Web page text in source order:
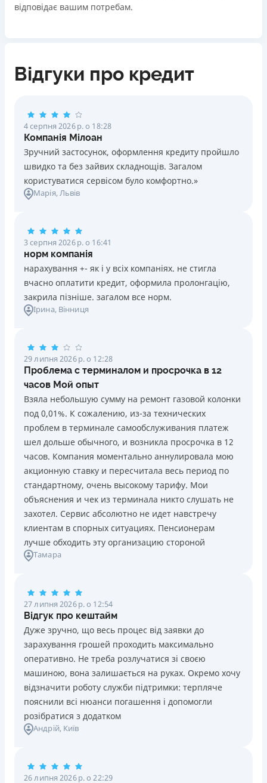
відповідає вашим потребам.
Відгуки про кредит
4 серпня 2026 р. о 18:28
Компанія Мілоан
Зручний застосунок, оформлення кредиту пройшло
швидко та без зайвих складнощів. Загалом
користуватися сервісом було комфортно.»
Марія, Львів
3 серпня 2026 р. о 16:41
норм компанія
нарахування +- як і у всіх компаніях. не стигла
вчасно оплатити кредит, оформила пролонгацію,
закрила пізніше. загалом все норм.
Ірина, Вінниця
29 липня 2026 р. о 12:28
Проблема с терминалом и просрочка в 12
часов Мой опыт
Взяла небольшую сумму на ремонт газовой колонки
под 0,01%. К сожалению, из-за технических
проблем в терминале самообслуживания платеж
шел дольше обычного, и возникла просрочка в 12
часов. Компания моментально аннулировала мою
акционную ставку и пересчитала весь период по
стандартному, очень высокому тарифу. Мои
объяснения и чек из терминала никто слушать не
захотел. Сервис абсолютно не идет навстречу
клиентам в спорных ситуациях. Пенсионерам
лучше обходить эту организацию стороной
Тамара
27 липня 2026 р. о 12:54
Відгук про кештайм
Дуже зручно, що весь процес від заявки до
зарахування грошей проходить максимально
оперативно. Не треба розлучатися зі своєю
машиною, вона залишається на руках. Окремо хочу
відзначити роботу служби підтримки: терпляче
пояснили всі нюанси погашення і допомогли
розібратися з додатком
Андрій, Київ
26 липня 2026 р. о 22:29